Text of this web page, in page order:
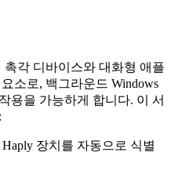
촉각 디바이스와 대화형 애플
소로, 백그라운드 Windows
용을 가능하게 합니다. 이 서
장치를 자동으로 식별